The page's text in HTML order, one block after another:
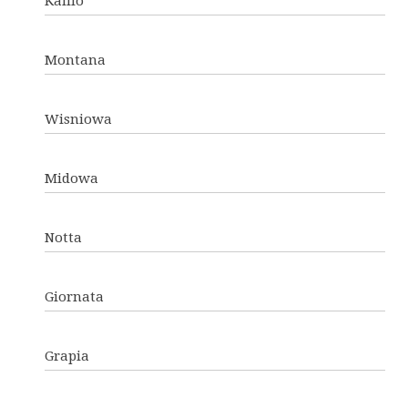
Montana
Wisniowa
Midowa
Notta
Giornata
Grapia